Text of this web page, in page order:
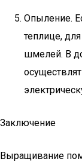
Опыление.
теплице,
шмелей. В
Заключение
Выращивание